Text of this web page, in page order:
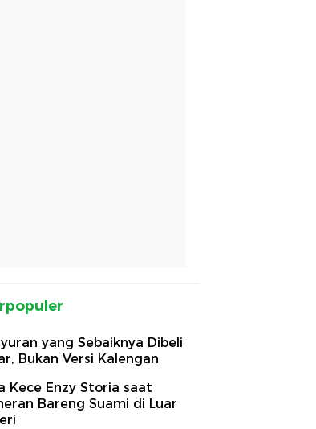
yang Sebaiknya Dibeli
Bukan Versi Kalengan
Kece Enzy Storia saat
Bareng Suami di Luar